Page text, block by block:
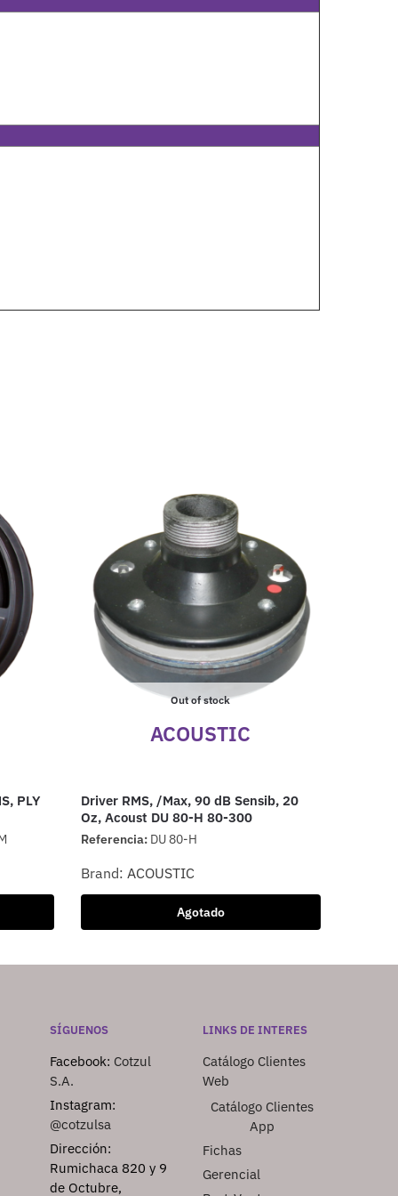
PLY
Out of stock
ACOUSTIC
Driver RMS, /Max, 90 dB Sensib, 20
Oz, Acoust DU 80-H 80-300
Referencia: DU 80-H
Brand: ACOUSTIC
Agotado
SÍGUENOS
Facebook: Cotzul
S.A.
Instagram:
@cotzulsa
Dirección:
Rumichaca 820 y 9
de Octubre,
LINKS DE INTERES
Catálogo Clientes
Web
Catálogo Clientes
App
Fichas
Gerencial